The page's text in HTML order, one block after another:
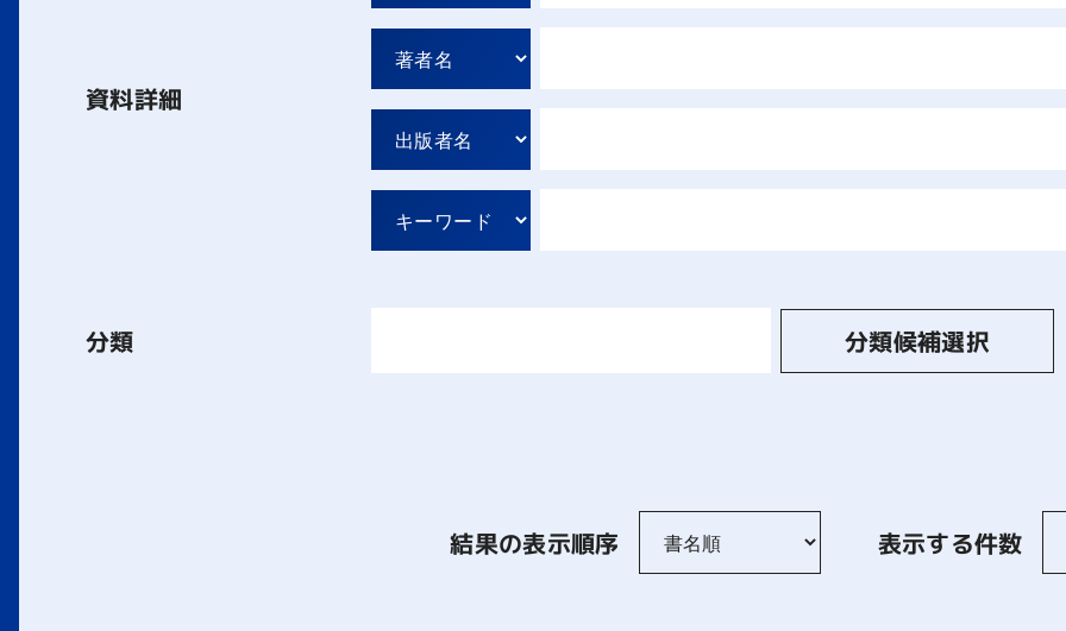
資料詳細
分類 分類候補選択
結果の表示順序 表示する件数